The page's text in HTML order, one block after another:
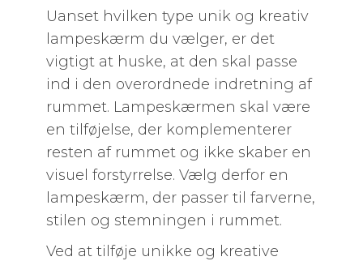
Uanset hvilken type unik og kreativ
lampeskærm du vælger, er det
vigtigt at huske, at den skal passe
ind i den overordnede indretning af
rummet. Lampeskærmen skal være
en tilføjelse, der komplementerer
resten af rummet og ikke skaber en
visuel forstyrrelse. Vælg derfor en
lampeskærm, der passer til farverne,
stilen og stemningen i rummet.
Ved at tilføje unikke og kreative